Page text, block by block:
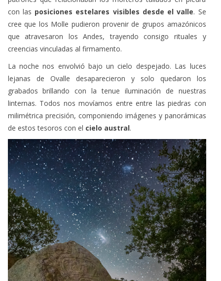
cree que los Molle pudieron provenir de grupos amazónicos
que atravesaron los Andes, trayendo consigo rituales y
creencias vinculadas al firmamento.
La noche nos envolvió bajo un cielo despejado. Las luces
grabados brillando con la tenue iluminación de nuestras
linternas. Todos nos movíamos entre entre las piedras con
milimétrica precisión, componiendo imágenes y panorámicas
de estos tesoros con elcielo austral .